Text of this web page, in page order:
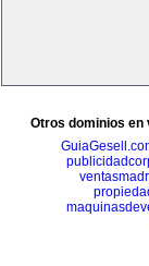
Otros dominios en